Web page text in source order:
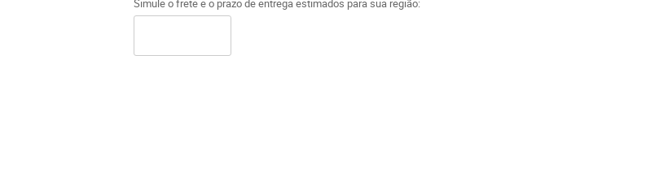
Simule o frete e o prazo de entrega estimados para sua região: